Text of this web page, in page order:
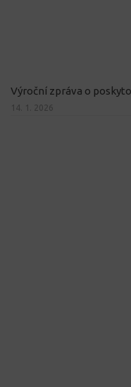
Výroční zpráva o
14. 1. 2026